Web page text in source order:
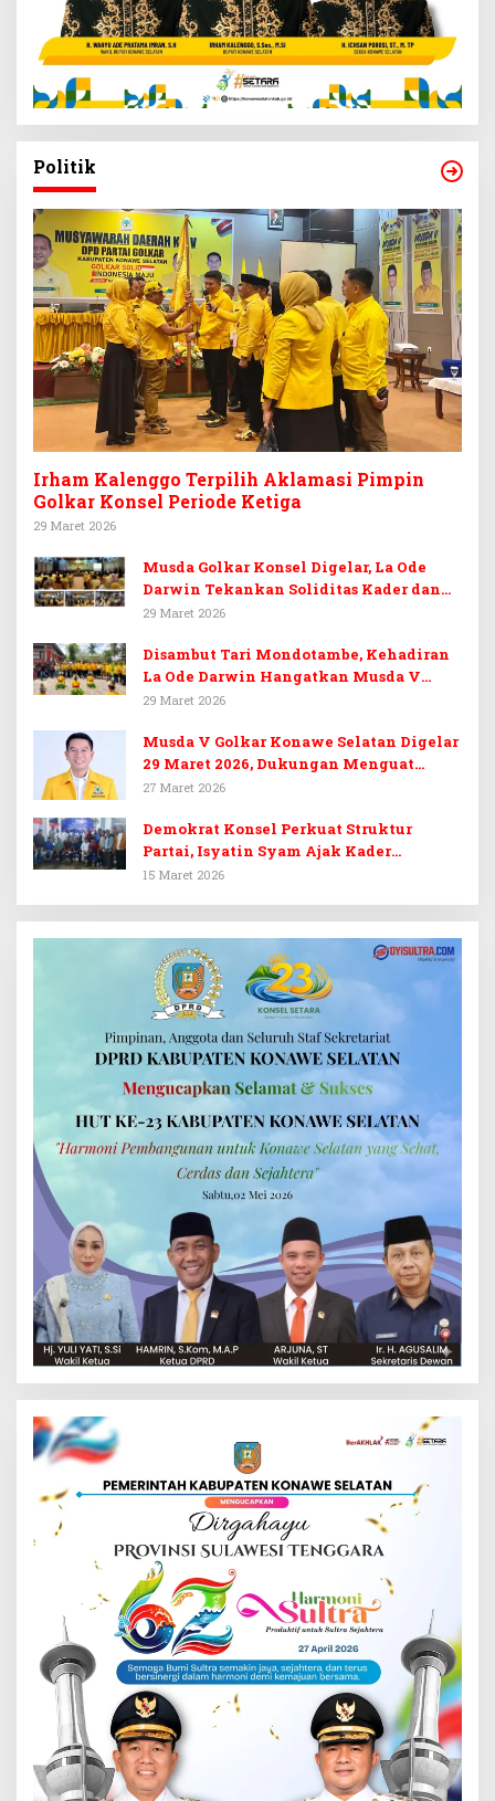
Politik
Irham Kalenggo Terpilih Aklamasi Pimpin
Golkar Konsel Periode Ketiga
29 Maret 2026
Musda Golkar Konsel Digelar, La Ode
Darwin Tekankan Soliditas Kader dan
Target 14 Kursi DPRD Konawe Selatan
29 Maret 2026
Disambut Tari Mondotambe, Kehadiran
La Ode Darwin Hangatkan Musda V
Golkar Konsel
29 Maret 2026
Musda V Golkar Konawe Selatan Digelar
29 Maret 2026, Dukungan Menguat
untuk Irham Kalenggo
27 Maret 2026
Demokrat Konsel Perkuat Struktur
Partai, Isyatin Syam Ajak Kader
Kembalikan Kejayaan
15 Maret 2026